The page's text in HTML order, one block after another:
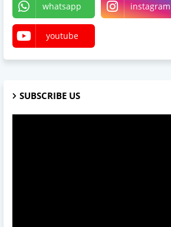
whatsapp instagram
youtube
SUBSCRIBE US